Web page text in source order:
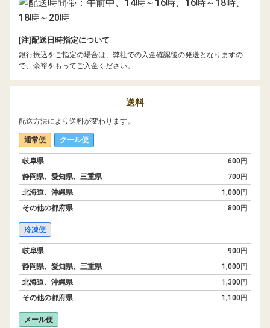
[注]配送日時指定について
銀行振込をご指定の場合は、弊社での入金確認後の発送となりますの
で、余裕をもってご入金ください。
送料
配送方法により送料が変わります。
通常便 クール便
岐阜県
600円
静岡県、愛知県、三重県
700円
北海道、沖縄県
1,000円
その他の都府県
800円
冷凍便
岐阜県
900円
静岡県、愛知県、三重県
1,000円
北海道、沖縄県
1,300円
その他の都府県
1,100円
メール便